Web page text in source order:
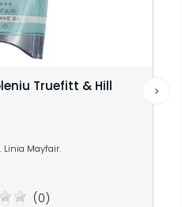
Truefitt & Hill
Linia Mayfair.
(0)